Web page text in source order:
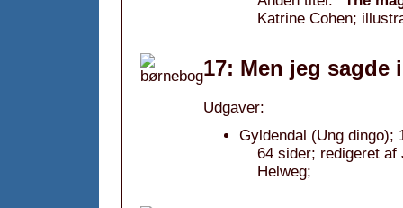
Katrine Cohen;
17: Men jeg sagde
Udgaver:
Gyldendal (Ung dingo);
64 sider; redigeret
Helweg;